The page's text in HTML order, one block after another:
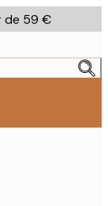
de 59 €